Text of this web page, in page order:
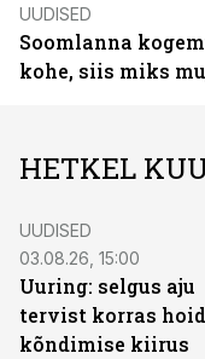
UUDISED
Soomlanna
kohe, siis miks
HETKEL
UUDISED
03.08.26, 15:00
Uuring: selgus aju
tervist korras
kõndimise kiirus